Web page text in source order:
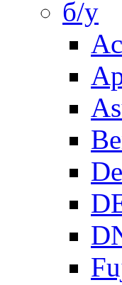
б/у